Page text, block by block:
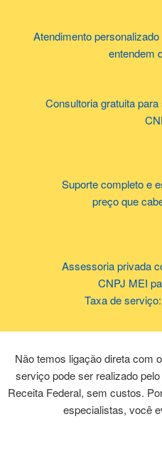
Atendimento
entendem
Consultoria gratuita
Suporte completo e
preço que
Assessoria privada
CNPJ MEI
Taxa de
Não temos ligação direta com
serviço pode ser realizado
Receita Federal, sem custos.
especialistas, você